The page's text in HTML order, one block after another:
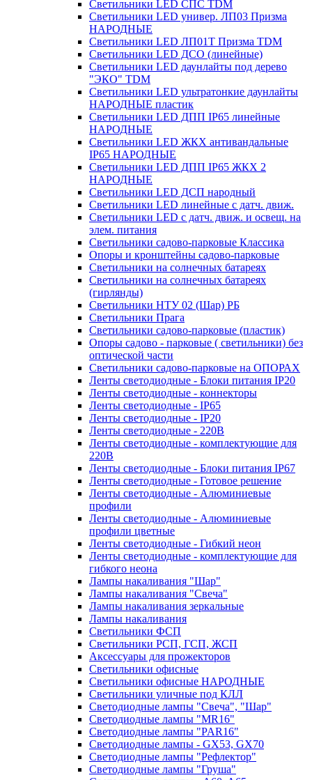
Светильники LED СПС TDM
Светильники LED универ. ЛП03 Призма
НАРОДНЫЕ
Светильники LED ЛП01T Призма TDM
Светильники LED ДСО (линейные)
Светильники LED даунлайты под дерево
"ЭКО" TDM
Светильники LED ультратонкие даунлайты
НАРОДНЫЕ пластик
Светильники LED ДПП IP65 линейные
НАРОДНЫЕ
Светильники LED ЖКХ антивандальные
IP65 НАРОДНЫЕ
Светильники LED ДПП IP65 ЖКХ 2
НАРОДНЫЕ
Светильники LED ДСП народный
Светильники LED линейные с датч. движ.
Светильники LED с датч. движ. и освещ. на
элем. питания
Светильники садово-парковые Классика
Опоры и кронштейны садово-парковые
Светильники на солнечных батареях
Светильники на солнечных батареях
(гирлянды)
Светильники НТУ 02 (Шар) РБ
Светильники Прага
Светильники садово-парковые (пластик)
Опоры садово - парковые ( светильники) без
оптической части
Светильники садово-парковые на ОПОРАХ
Ленты светодиодные - Блоки питания IP20
Ленты светодиодные - коннекторы
Ленты светодиодные - IP65
Ленты светодиодные - IP20
Ленты светодиодные - 220В
Ленты светодиодные - комплектующие для
220В
Ленты светодиодные - Блоки питания IP67
Ленты светодиодные - Готовое решение
Ленты светодиодные - Алюминиевые
профили
Ленты светодиодные - Алюминиевые
профили цветные
Ленты светодиодные - Гибкий неон
Ленты светодиодные - комплектующие для
гибкого неона
Лампы накаливания "Шар"
Лампы накаливания "Свеча"
Лампы накаливания зеркальные
Лампы накаливания
Светильники ФСП
Светильники РСП, ГСП, ЖСП
Аксессуары для прожекторов
Светильники офисные
Светильники офисные НАРОДНЫЕ
Светильники уличные под КЛЛ
Светодиодные лампы "Свеча", "Шар"
Светодиодные лампы "MR16"
Светодиодные лампы "PAR16"
Светодиодные лампы - GX53, GX70
Светодиодные лампы "Рефлектор"
Светодиодные лампы "Груша"